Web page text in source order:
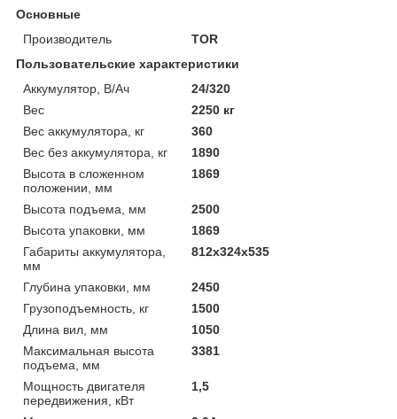
Основные
Производитель
TOR
Пользовательские характеристики
Аккумулятор, В/Ач
24/320
Вес
2250 кг
Вес аккумулятора, кг
360
Вес без аккумулятора, кг
1890
Высота в сложенном
положении, мм
1869
Высота подъема, мм
2500
Высота упаковки, мм
1869
Габариты аккумулятора,
мм
812х324х535
Глубина упаковки, мм
2450
Грузоподъемность, кг
1500
Длина вил, мм
1050
Максимальная высота
подъема, мм
3381
Мощность двигателя
передвижения, кВт
1,5